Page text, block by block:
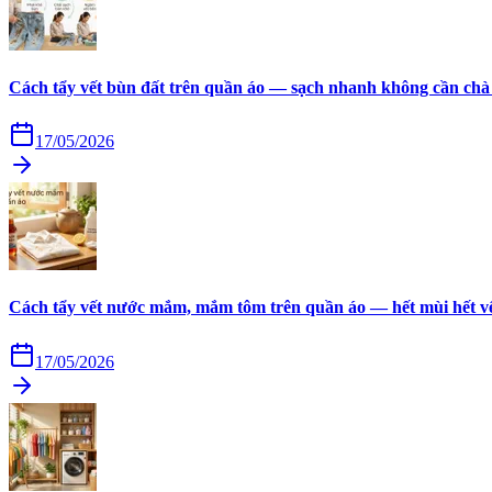
Cách tẩy vết bùn đất trên quần áo — sạch nhanh không cần
17/05/2026
Cách tẩy vết nước mắm, mắm tôm trên quần áo — hết mùi hết
17/05/2026